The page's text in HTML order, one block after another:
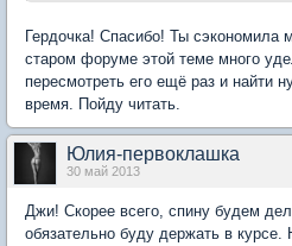
Гердочка! Спасибо! Ты
старом форуме этой теме много
пересмотреть его ещё раз и найти
время. Пойду читать.
Юлия-первоклашка
30 май 2013
Джи! Скорее всего, спину будем
обязательно буду держать в